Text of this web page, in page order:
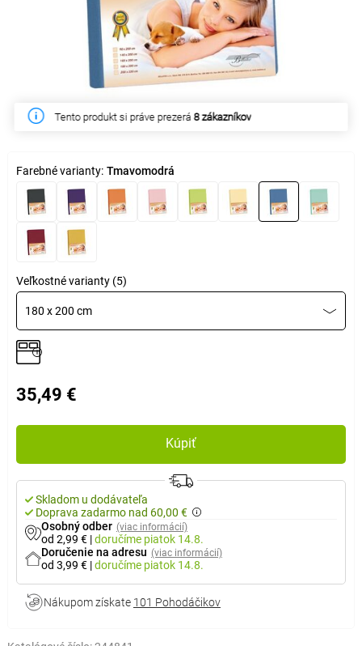
Tento produkt si práve prezerá8 zákazníkov
Farebné varianty: Tmavomodrá
Veľkostné varianty (5)
180 x 200 cm
35,49 €
Kúpiť
Skladom u dodávateľa
Doprava zadarmo nad 60,00 €
Osobný odber (viac informácií)
od 2,99 € |doručíme piatok 14.8.
Doručenie na adresu (viac informácií)
od 3,99 € |doručíme piatok 14.8.
Nákupom získate 101 Pohodáčikov